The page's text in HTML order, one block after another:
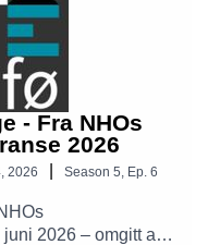
- Fra NHOs
2026
2026 Season 5, Ep. 6
2026 – omgitt av